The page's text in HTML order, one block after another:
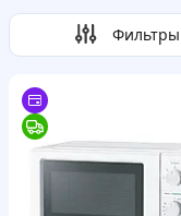
Фильтры